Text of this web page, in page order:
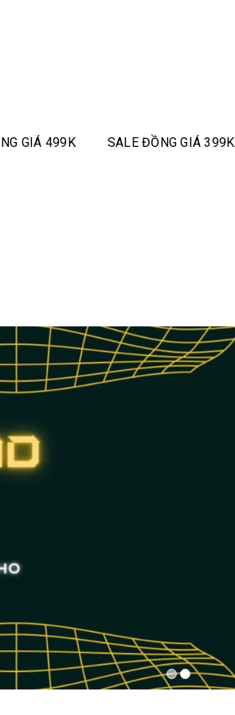
GIÁ 499K SALE ĐỒNG GIÁ 399K